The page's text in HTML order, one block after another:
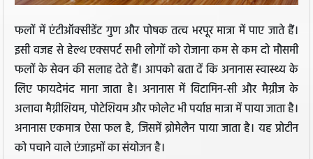
फलों में एंटीऑक्सीडेंट गुण और पोषक तत्व भरपूर मात्रा में पाए जाते हैं।
इसी वजह से हेल्थ एक्सपर्ट सभी लोगों को रोजाना कम से कम दो मौसमी
फलों के सेवन की सलाह देते हैं। आपको बता दें कि अनानास स्वास्थ्य के
लिए फायदेमंद माना जाता है। अनानास में विटामिन-सी और मैग्नीज के
अलावा मैग्नीशियम, पोटेशियम और फोलेट भी पर्याप्त मात्रा में पाया जाता है।
अनानास एकमात्र ऐसा फल है, जिसमें ब्रोमेलैन पाया जाता है। यह प्रोटीन
को पचाने वाले एंजाइमों का संयोजन है।